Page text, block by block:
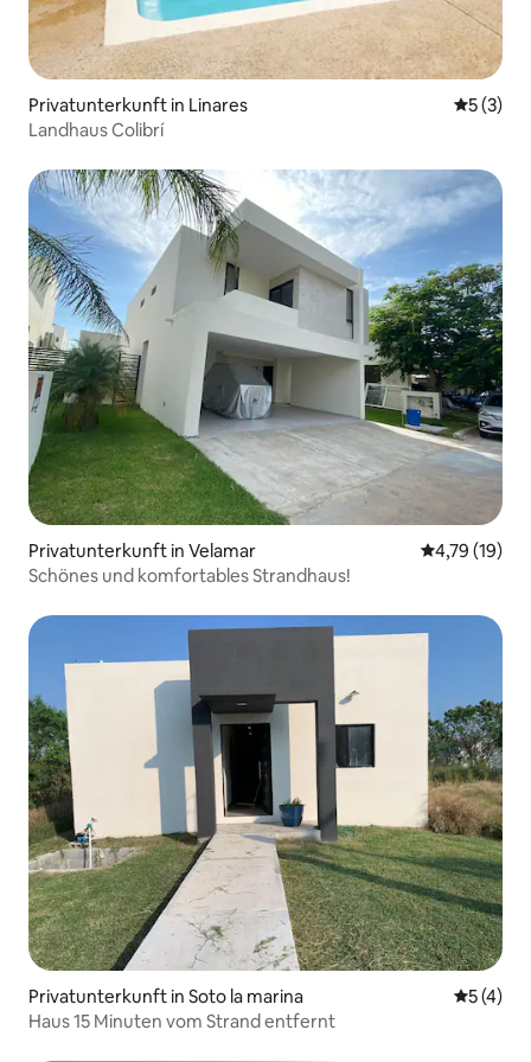
Privatunterkunft in Linares
5 (3)
Landhaus Colibrí
Privatunterkunft in Velamar
4,79 (19)
Schönes und komfortables Strandhaus!
Privatunterkunft in Soto la marina
5 (4)
Haus 15 Minuten vom Strand entfernt